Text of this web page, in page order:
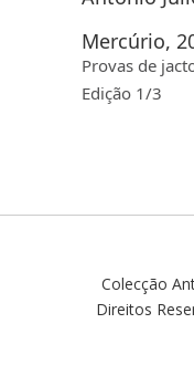
Mercúrio,
Provas de
Edição 1/3
Colecção
Direitos